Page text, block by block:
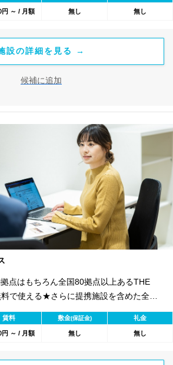
円 ～ / 月額 無し 無し
設の詳細を見る →
候補に追加
点はもちろん全国80拠点以上あるTHE
で使える★さらに提携施設を含めた全
が利用可能★
賃料 敷金(保証金) 礼金
円 ～ / 月額 無し 無し